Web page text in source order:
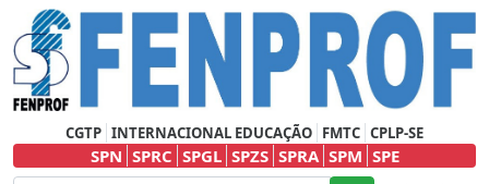
CGTP INTERNACIONAL EDUCAÇÃO FMTC CPLP-SE
SPN SPRC SPGL SPZS SPRA SPM SPE